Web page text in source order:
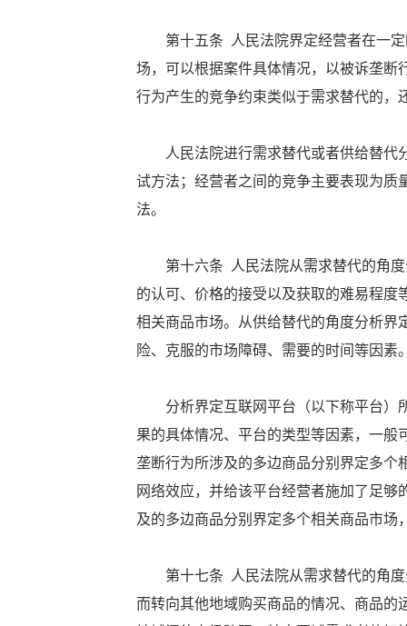
第十五条 人民法院界定经营者在一定
场，可以根据案件具体情况，以被诉垄断
行为产生的竞争约束类似于需求替代的，
人民法院进行需求替代或者供给替代分
试方法；经营者之间的竞争主要表现为质
法。
第十六条 人民法院从需求替代的角度
的认可、价格的接受以及获取的难易程
相关商品市场。从供给替代的角度分析界
险、克服的市场障碍、需要的时间等因素
分析界定互联网平台（以下称平台）所
果的具体情况、平台的类型等因素，一
垄断行为所涉及的多边商品分别界定多
网络效应，并给该平台经营者施加了足
及的多边商品分别界定多个相关商品市
第十七条 人民法院从需求替代的角度
而转向其他地域购买商品的情况、商品